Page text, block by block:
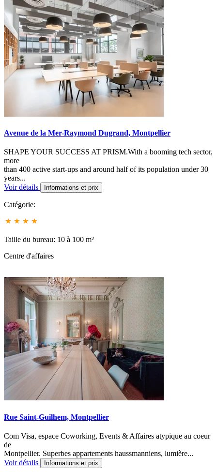
Avenue de la Mer-Raymond Dugrand, Montpellier
SHAPE YOUR SUCCESS AT PRISM.With a booming tech sector,
more
than 400 active start-ups and around half of its population under 30
years...
Voir détails
Informations et prix
Catégorie:
Taille du bureau: 10 à 100 m²
Centre d'affaires
Rue Saint-Guilhem, Montpellier
Com Visa, espace Coworking, Events & Affaires atypique au coeur
de
Montpellier. Superbes appartements haussmanniens, lumière...
Voir détails
Informations et prix